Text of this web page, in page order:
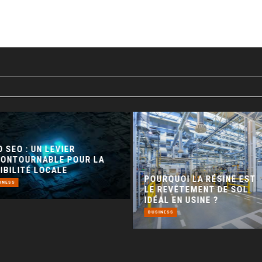
SEO : UN LEVIER
POUR LA
LOCALE
POURQUOI LA RÉSINE EST
LE REVÊTEMENT DE SOL
IDÉAL EN USINE ?
BUSINESS